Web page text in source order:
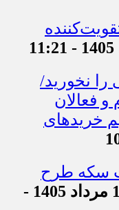
17 مرداد 1405 -
نخورید/
فعالان
خریدهای